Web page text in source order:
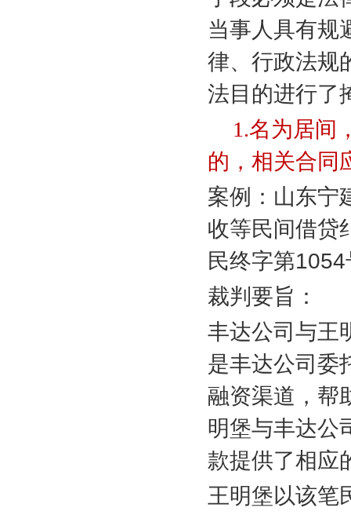
当事人具有规
律、行政法规
法目的进行了
1.名为居间
的，相关合同
案例：山东宁
收等民间借贷
民终字第1054
裁判要旨：
丰达公司与王
是丰达公司委
融资渠道，帮
明堡与丰达公
款提供了相应
王明堡以该笔